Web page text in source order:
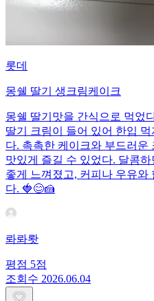
롯데
몽쉘 딸기 생크림케이크
몽쉘 딸기맛을 간식으로 먹었
딸기 크림이 들어 있어 한입
다. 촉촉한 케이크와 부드러운
맛있게 즐길 수 있었다. 달콤
좋게 느껴졌고, 커피나 우유와
다. 🍓😊🍰
롸롸뢋
평점 5점
조회수 2026.06.04